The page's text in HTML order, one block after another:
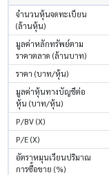
จำนวนหุ้นจดทะเบียน
(ล้านหุ้น)
มูลค่าหลักทรัพย์ตาม
ราคาตลาด (ล้านบาท)
ราคา (บาท/หุ้น)
มูลค่าหุ้นทางบัญชีต่อ
หุ้น (บาท/หุ้น)
P/BV (X)
P/E (X)
อัตราหมุนเวียนปริมาณ
การซื้อขาย (%)